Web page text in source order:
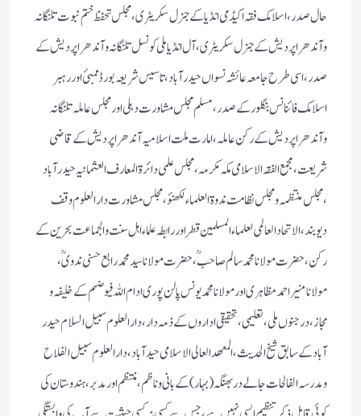
حال صدر، اسلامک فقہ اکیڈمی انڈیا کے جنرل سکریٹری ، مجلس تحفظ ختم نبوت تلنگانہ
وآندھراپردیش كے جنرل سكریٹری، آل انڈیا ملی كونسل تلنگانہ وآندھراپردیش كے
صدر، اسی طرح جامعہ عائشہ نسواں حیدرآباد ، تاسیس شریعہ بورڈ ممبئ اور رہبر
اسلامك فائنانس بنگلور كے صدر، مسلم مجلس مشاورت دہلی اورمجلس عاملہ تلنگانہ
وآندھراپردیش كے ركن عاملہ، امارت ملت اسلامیہ آندھرا پردیش کے قاضی
شریعت ، مجمع الفقہ الاسلامی مکہ مکرمہ ،مجلس علمی دائرۃ المعارف العثمانیہ حیدرآباد
،مجلس منتظمہ و مجلس نظامت ندوۃ العلماء لکھنؤ ، مجلس مشاورت دارالعلوم وقف
دیوبند، الاتحاد العالمی لعلماء المسلمین قطراوررابطہ علماء اہل سنت والجماعت بحرین کے
رکن، حضرت مولانامحمد سالم صاحبؒ ، حضرت مولانا سید محمدرابع حسنی ندویؒ،
مولانامنیر احمد مظاہری اور مولانامحمد یونس پالن پوری ادام اللہ فیوضہم کے خلیفہ و
مجاز، درجنوں ملی، تعلیمی، تحقیقی اداروں کے ذمہ دار، دارالعلوم سبیل السلام حید ر
آباد کے سابق شیخ الحدیث ، المعھد العالی الاسلامی حید آباد ، دارالعلوم سبیل الفلا ح
ومدرسہ الفالحات جالے دربھنگہ (بہار) کے بانی وناظم، منتظم اور مدبر ، ہندوستان کی